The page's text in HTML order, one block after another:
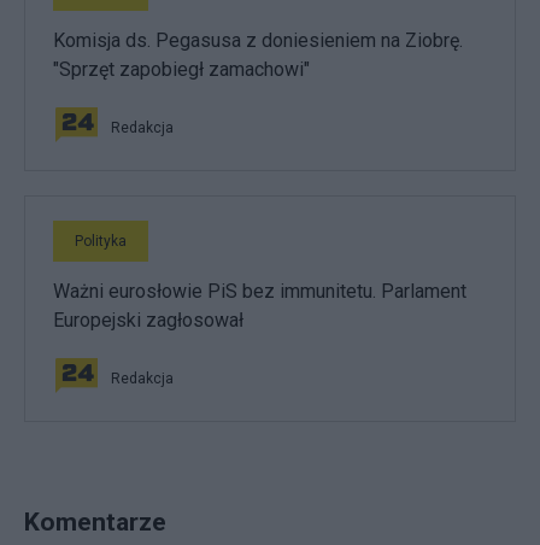
Komisja ds. Pegasusa z doniesieniem na Ziobrę.
"Sprzęt zapobiegł zamachowi"
Redakcja
Polityka
Ważni eurosłowie PiS bez immunitetu. Parlament
Europejski zagłosował
Redakcja
Komentarze